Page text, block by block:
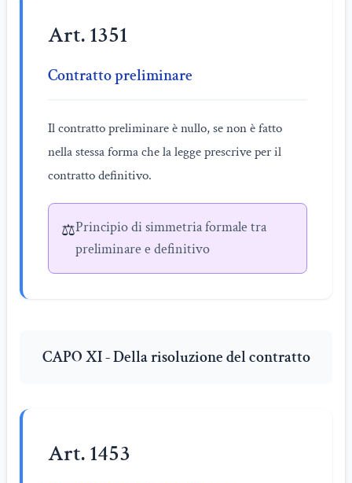
Art. 1351
Contratto preliminare
Il contratto preliminare è nullo, se non è fatto
nella stessa forma che la legge prescrive per il
contratto definitivo.
⚖️Principio di simmetria formale tra
preliminare e definitivo
CAPO XI - Della risoluzione del contratto
Art. 1453